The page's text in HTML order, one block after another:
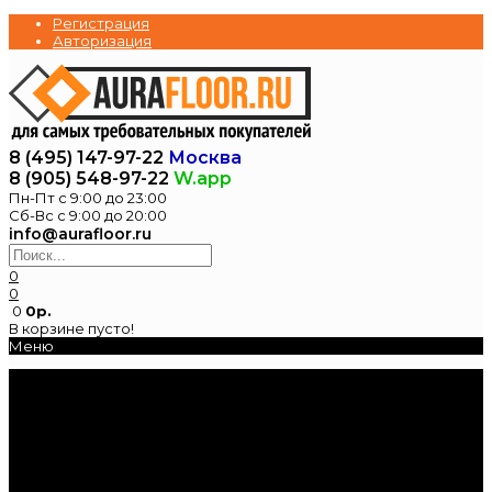
Регистрация
Авторизация
8 (495) 147-97-22 Москва
8 (905) 548-97-22 W.app
Пн-Пт с 9:00 до 23:00
Сб-Вс с 9:00 до 20:00
info@aurafloor.ru
0
0
0 0р.
В корзине пусто!
Меню